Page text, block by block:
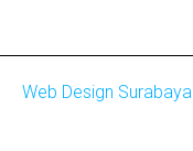
Web Design Surabaya